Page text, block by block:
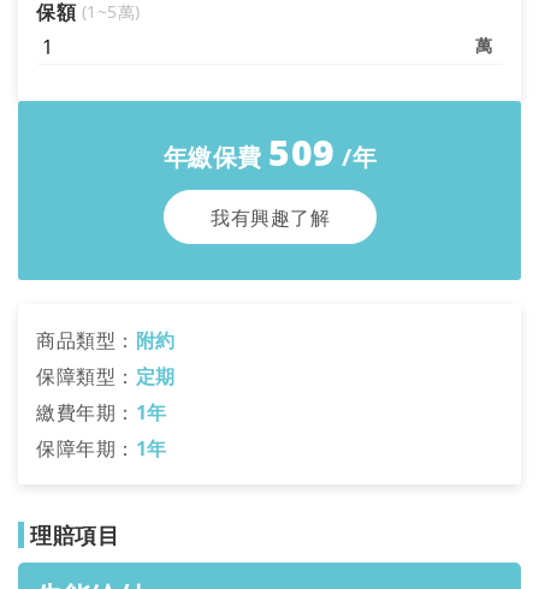
搜尋
保額 (1~5萬)
年繳保費 509 /年
我有興趣了解
商品類型： 附約
保障類型： 定期
繳費年期： 1年
保障年期： 1年
理賠項目